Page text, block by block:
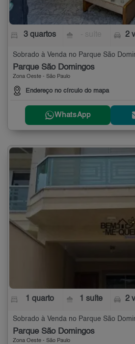
3 quartos 2
Sobrado à Venda no Parque São
Parque São Domingos
Zona Oeste - São Paulo
Endereço no círculo do mapa
WhatsApp
1 quarto 1 suíte 2
Parque São Domingos
Zona Oeste - São Paulo